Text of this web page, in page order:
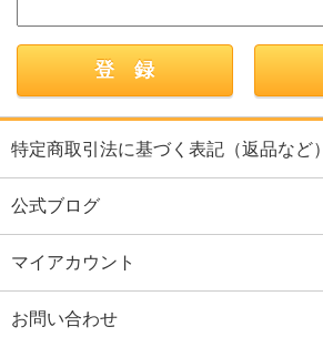
特定商取引法に基づく表記（返品など）
公式ブログ
マイアカウント
お問い合わせ